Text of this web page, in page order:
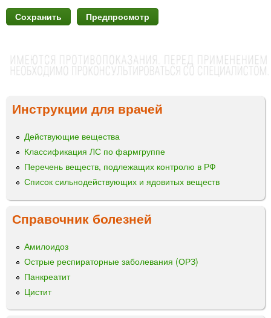
Инструкции для врачей
Действующие вещества
Классификация ЛС по фармгруппе
Перечень веществ, подлежащих контролю в РФ
Список сильнодействующих и ядовитых веществ
Справочник болезней
Амилоидоз
Острые респираторные заболевания (ОРЗ)
Панкреатит
Цистит